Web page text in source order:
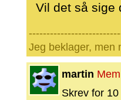
Vil det så sige
Jeg beklager, men
martin
Skrev for